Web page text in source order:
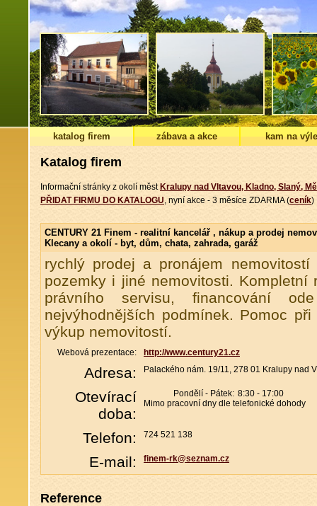
katalog firem zábava a akce kam na
Katalog firem
Informační stránky z okolí měst Kralupy nad Vltavou, Kladno, Slaný,
PŘIDAT FIRMU DO KATALOGU, nyní akce - 3 měsíce ZDARMA (ceník)
CENTURY 21 Finem - realitní kancelář , nákup a prodej
Klecany a okolí - byt, dům, chata, zahrada, garáž
rychlý prodej a pronájem
pozemky i jiné nemovitosti. Kompletní
právního servisu, financování
nejvýhodnějších podmínek. Pomoc
výkup nemovitostí.
Webová prezentace: http://www.century21.cz
Adresa: Palackého nám. 19/11, 278 01 Kralupy nad
Otevírací
doba:
Pondělí - Pátek: 8:30 - 17:00
Mimo pracovní dny dle telefonické dohody
Telefon: 724 521 138
E-mail: finem-rk@seznam.cz
Reference